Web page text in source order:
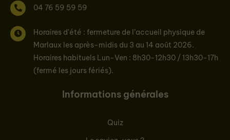
04 76 59 59 59
Horaires d'été : fermeture de l’accueil physique de
Marlaux les après-midis du 3 au 14 août 2026.
Horaires habituels Lun-Ven : 8h30-12h30 / 13h30-17h
(fermé les jours fériés).
Informations générales
Quiz